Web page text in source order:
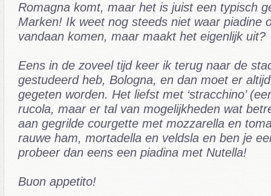
Romagna komt, maar het is juist een typisch
Marken! Ik weet nog steeds niet waar piadine
vandaan komen, maar maakt het eigenlijk uit?
Eens in de zoveel tijd keer ik terug naar de
gestudeerd heb, Bologna, en dan moet er
gegeten worden. Het liefst met ‘stracchino’
rucola, maar er tal van mogelijkheden wat
aan gegrilde courgette met mozzarella en
rauwe ham, mortadella en veldsla en ben je
probeer dan eens een piadina met Nutella!
Buon appetito!